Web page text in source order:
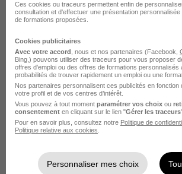
Gestionnaire de Contrat H/F
Adecco France
Nantes - 44 Intérim 12,61 € / heure
Voir l’offre
Ces cookies ou traceurs permettent enfin de
consultation et d'effectuer une présentation
de formations proposées.
Cookies publicitaires
Avec votre accord , nous et nos partenaires (Facebook,
Bing,) pouvons utiliser des traceurs pour vous proposer
offres d’emploi ou des offres de formations personnalisés
probabilités de trouver rapidement un emploi ou une
Nos partenaires personnalisent ces publicités en fonction
votre profil et de vos centres d’intérêt.
Vous pouvez à tout moment paramétrer vos choix ou
consentement en cliquant sur le lien "Gérer les traceurs
Pour en savoir plus, consultez notre Politique de
Politique relative aux cookies
Personnaliser mes choix